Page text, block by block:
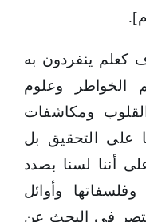
كعلم ينفردون به
الخواطر وعلوم
ومكاشفات
على التحقيق بل
أننا لسنا بصدد
وأوائل
في البحث عن